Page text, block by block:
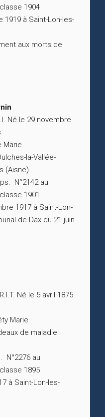
1904
à Saint-Lon-les-
aux morts de
Né le 29 novembre
Marie
la-Vallée-
(Aisne)
N°2142 au
1901
1917 à Saint-Lon-
de Dax du 21 juin
Né le 5 avril 1875
Marie
de maladie
N°2276 au
1895
à Saint-Lon-les-